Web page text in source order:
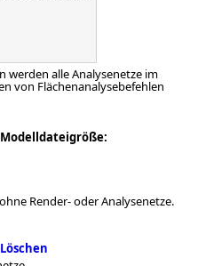
werden alle Analysenetze im
von Flächenanalysebefehlen
Render- oder Analysenetze.